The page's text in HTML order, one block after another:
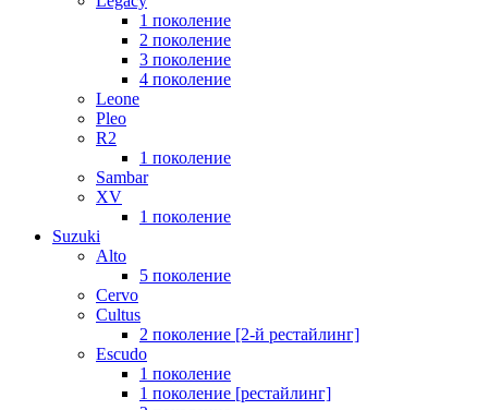
1 поколение
2 поколение
3 поколение
4 поколение
Leone
Pleo
R2
1 поколение
Sambar
XV
1 поколение
Suzuki
Alto
5 поколение
Cervo
Cultus
2 поколение [2-й рестайлинг]
Escudo
1 поколение
1 поколение [рестайлинг]